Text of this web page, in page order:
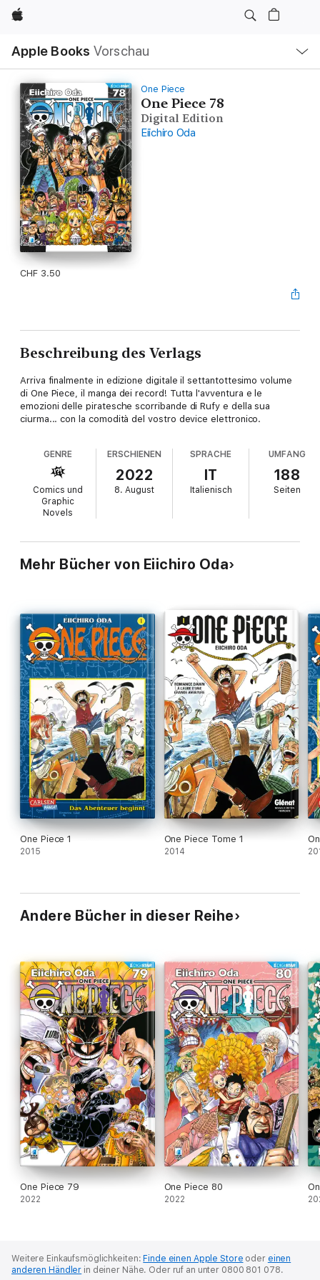
Apple
Apple Books Vorschau
Navigation
Menü
öffnen
One Piece
One Piece 78
Digital Edition
Eiichiro Oda
CHF 3.50
Beschreibung des Verlags
Arriva finalmente in edizione digitale il settantottesimo volume
di One Piece, il manga dei record! Tutta l'avventura e le
emozioni delle piratesche scorribande di Rufy e della sua
ciurma... con la comodità del vostro device elettronico.
GENRE
Comics und
Graphic
Novels
ERSCHIENEN
2022
8. August
SPRACHE
IT
Italienisch
UMFANG
188
Seiten
Mehr Bücher von Eiichiro Oda
One Piece 1
2015
One Piece Tome 1
2014
Andere Bücher in dieser Reihe
One Piece 79
2022
One Piece 80
2022
Weitere Einkaufsmöglichkeiten: Finde einen Apple Store oder einen
anderen Händler in deiner Nähe. Oder ruf an unter 0800 801 078.